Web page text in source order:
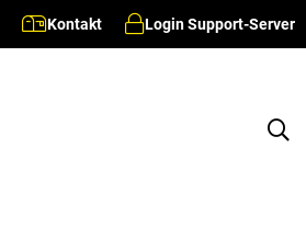
Kontakt Login Support-Server